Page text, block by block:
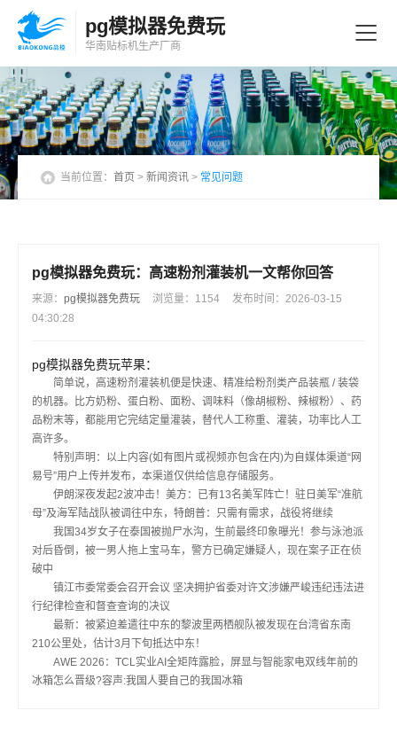
pg模拟器免费玩
华南贴标机生产厂商
当前位置： 首页 > 新闻资讯 > 常见问题
pg模拟器免费玩：高速粉剂灌装机一文帮你回答
来源： pg模拟器免费玩 浏览量：1154
发布时间：2026-03-15
04:30:28
pg模拟器免费玩苹果：
简单说，高速粉剂灌装机便是快速、精准给粉剂类产品装瓶 / 装袋
的机器。比方奶粉、蛋白粉、面粉、调味料（像胡椒粉、辣椒粉）、药
品粉末等，都能用它完结定量灌装，替代人工称重、灌装，功率比人工
高许多。
特别声明：以上内容(如有图片或视频亦包含在内)为自媒体渠道“网
易号”用户上传并发布，本渠道仅供给信息存储服务。
伊朗深夜发起2波冲击！美方：已有13名美军阵亡！驻日美军“准航
母”及海军陆战队被调往中东，特朗普：只需有需求，战役将继续
我国34岁女子在泰国被抛尸水沟，生前最终印象曝光！参与泳池派
对后昏倒，被一男人拖上宝马车，警方已确定嫌疑人，现在案子正在侦
破中
镇江市委常委会召开会议 坚决拥护省委对许文涉嫌严峻违纪违法进
行纪律检查和督查查询的决议
最新：被紧迫差遣往中东的黎波里两栖舰队被发现在台湾省东南
210公里处，估计3月下旬抵达中东！
AWE 2026：TCL实业AI全矩阵露脸，屏显与智能家电双线年前的
冰箱怎么晋级?容声:我国人要自己的我国冰箱